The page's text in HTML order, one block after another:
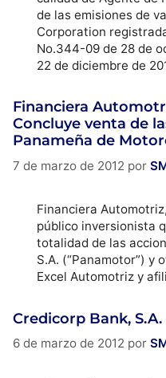
de las emisiones de
Corporation
No.344-09 de 28 de
22 de diciembre de
Financiera
Concluye venta de
Panameña de
7 de marzo de 2012 por
Financiera
público inversionista
totalidad de las
S.A. (“Panamotor”) y
Excel Automotriz y
Credicorp Bank,
6 de marzo de 2012 por